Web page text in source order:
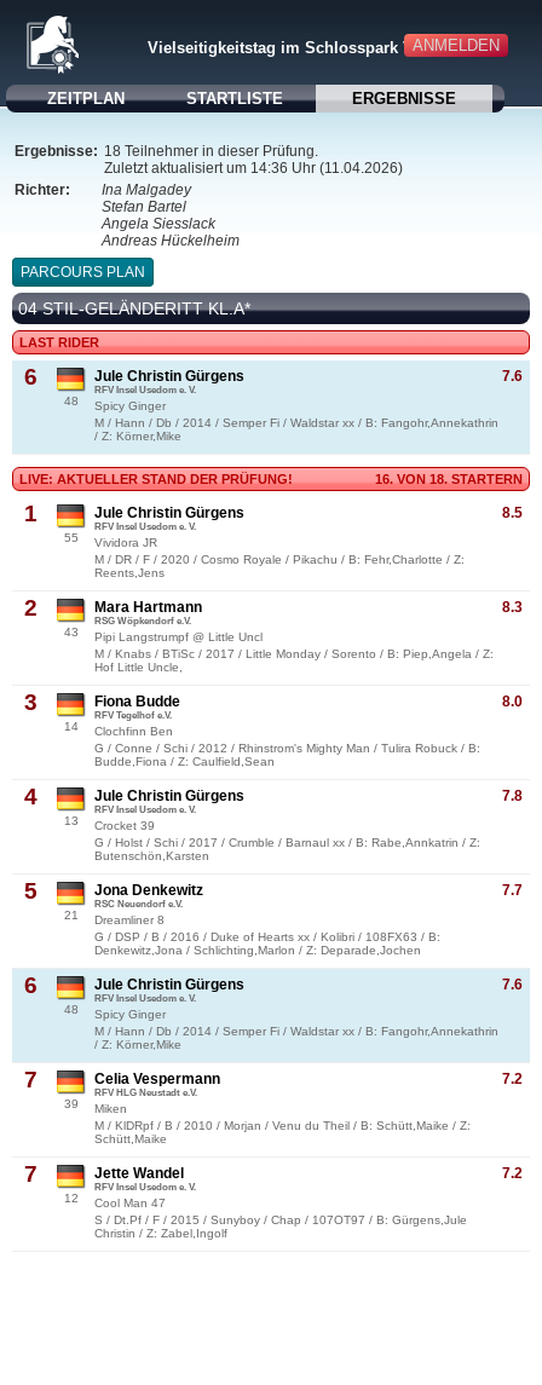
ANMELDEN
Vielseitigkeitstag im Schlosspark Vanselow
ZEITPLAN STARTLISTE ERGEBNISSE
Ergebnisse: 18 Teilnehmer in dieser Prüfung.
Zuletzt aktualisiert um 14:36 Uhr (11.04.2026)
Richter:
Ina Malgadey
Stefan Bartel
Angela Siesslack
Andreas Hückelheim
PARCOURS PLAN
04 STIL-GELÄNDERITT KL.A*
LAST RIDER
6
48
7.6
Jule Christin Gürgens
RFV Insel Usedom e. V.
Spicy Ginger
M / Hann / Db / 2014 / Semper Fi / Waldstar xx / B: Fangohr,Annekathrin
/ Z: Körner,Mike
16. VON 18. STARTERN
LIVE: AKTUELLER STAND DER PRÜFUNG!
1
55
8.5
Jule Christin Gürgens
RFV Insel Usedom e. V.
Vividora JR
M / DR / F / 2020 / Cosmo Royale / Pikachu / B: Fehr,Charlotte / Z:
Reents,Jens
2
43
8.3
Mara Hartmann
RSG Wöpkendorf e.V.
Pipi Langstrumpf @ Little Uncl
M / Knabs / BTiSc / 2017 / Little Monday / Sorento / B: Piep,Angela / Z:
Hof Little Uncle,
3
14
8.0
Fiona Budde
RFV Tegelhof e.V.
Clochfinn Ben
G / Conne / Schi / 2012 / Rhinstrom's Mighty Man / Tulira Robuck / B:
Budde,Fiona / Z: Caulfield,Sean
4
13
7.8
Jule Christin Gürgens
RFV Insel Usedom e. V.
Crocket 39
G / Holst / Schi / 2017 / Crumble / Barnaul xx / B: Rabe,Annkatrin / Z:
Butenschön,Karsten
5
21
7.7
Jona Denkewitz
RSC Neuendorf e.V.
Dreamliner 8
G / DSP / B / 2016 / Duke of Hearts xx / Kolibri / 108FX63 / B:
Denkewitz,Jona / Schlichting,Marlon / Z: Deparade,Jochen
6
48
7.6
Jule Christin Gürgens
RFV Insel Usedom e. V.
Spicy Ginger
M / Hann / Db / 2014 / Semper Fi / Waldstar xx / B: Fangohr,Annekathrin
/ Z: Körner,Mike
7
39
7.2
Celia Vespermann
RFV HLG Neustadt e.V.
Miken
M / KlDRpf / B / 2010 / Morjan / Venu du Theil / B: Schütt,Maike / Z:
Schütt,Maike
7
12
7.2
Jette Wandel
RFV Insel Usedom e. V.
Cool Man 47
S / Dt.Pf / F / 2015 / Sunyboy / Chap / 107OT97 / B: Gürgens,Jule
Christin / Z: Zabel,Ingolf